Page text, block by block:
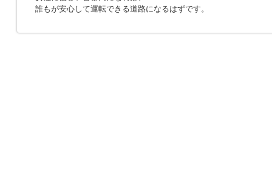
誰もが安心して運転できる道路になるはずです。